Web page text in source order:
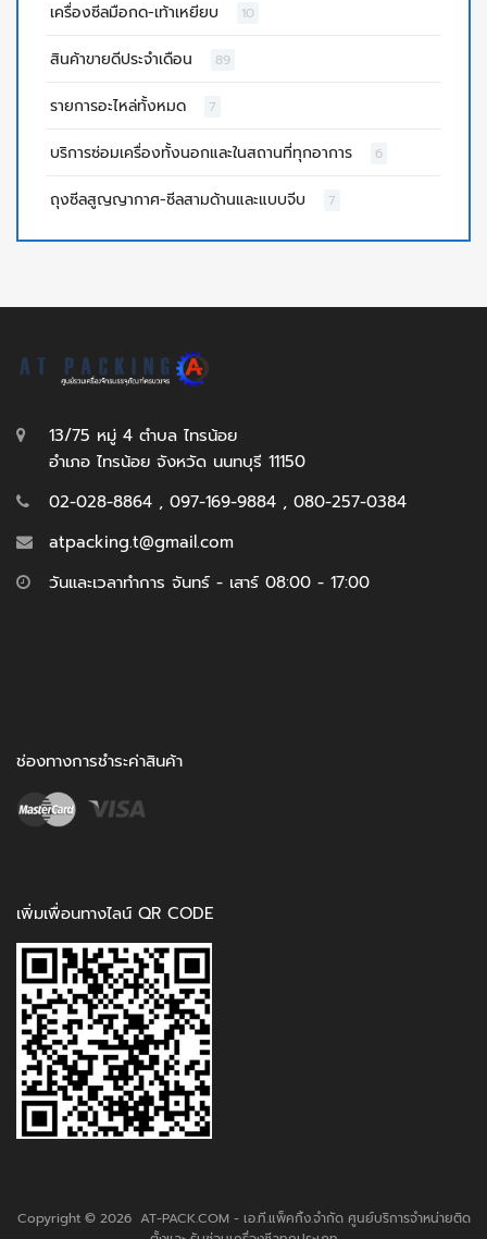
เครื่องซีลมือกด-เท้าเหยียบ 10
สินค้าขายดีประจำเดือน 89
รายการอะไหล่ทั้งหมด 7
บริการซ่อมเครื่องทั้งนอกและในสถานที่ทุกอาการ 6
ถุงซีลสูญญากาศ-ซีลสามด้านและแบบจีบ 7
13/75 หมู่ 4 ตำบล ไทรน้อย
อำเภอ ไทรน้อย จังหวัด นนทบุรี 11150
02-028-8864 , 097-169-9884 , 080-257-0384
atpacking.t@gmail.com
วันและเวลาทำการ จันทร์ - เสาร์ 08:00 - 17:00
ช่องทางการชำระค่าสินค้า
เพิ่มเพื่อนทางไลน์ QR CODE
Copyright © 2026 AT-PACK.COM - เอ.ที.แพ็คกิ้ง.จำกัด ศูนย์บริการจำหน่ายติด